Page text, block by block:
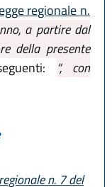
regionale n.
a partire dal
della presente
“, con
n. 7 del